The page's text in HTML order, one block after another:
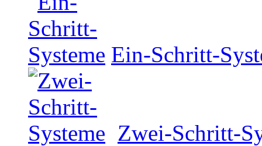
Ein-Schritt-
Zwei-Schritt-